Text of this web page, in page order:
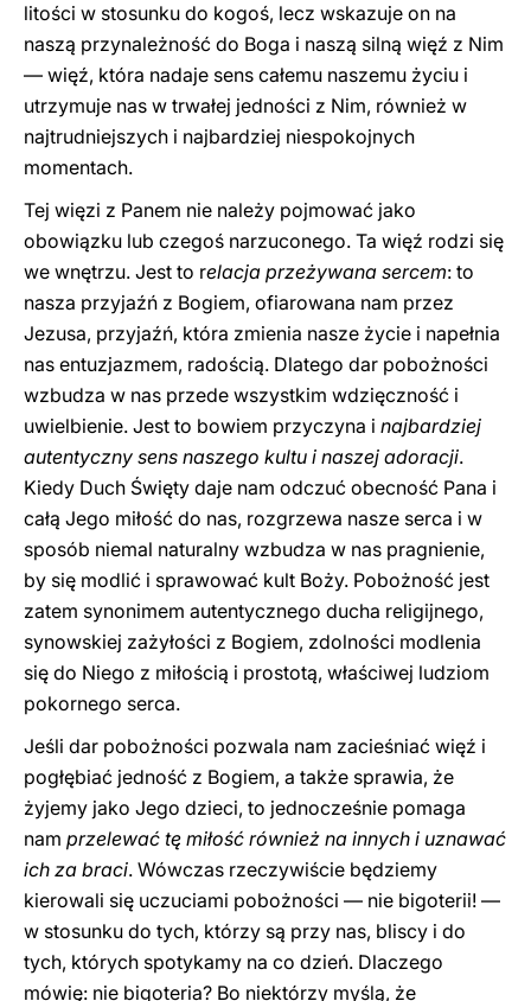
litości w stosunku do kogoś, lecz wskazuje on na
naszą przynależność do Boga i naszą silną więź z Nim
— więź, która nadaje sens całemu naszemu życiu i
utrzymuje nas w trwałej jedności z Nim, również w
najtrudniejszych i najbardziej niespokojnych
momentach.
Tej więzi z Panem nie należy pojmować jako
obowiązku lub czegoś narzuconego. Ta więź rodzi się
we wnętrzu. Jest to relacja przeżywana sercem: to
nasza przyjaźń z Bogiem, ofiarowana nam przez
Jezusa, przyjaźń, która zmienia nasze życie i napełnia
nas entuzjazmem, radością. Dlatego dar pobożności
wzbudza w nas przede wszystkim wdzięczność i
uwielbienie. Jest to bowiem przyczyna i najbardziej
autentyczny sens naszego kultu i naszej adoracji.
Kiedy Duch Święty daje nam odczuć obecność Pana i
całą Jego miłość do nas, rozgrzewa nasze serca i w
sposób niemal naturalny wzbudza w nas pragnienie,
by się modlić i sprawować kult Boży. Pobożność jest
zatem synonimem autentycznego ducha religijnego,
synowskiej zażyłości z Bogiem, zdolności modlenia
się do Niego z miłością i prostotą, właściwej ludziom
pokornego serca.
Jeśli dar pobożności pozwala nam zacieśniać więź i
pogłębiać jedność z Bogiem, a także sprawia, że
żyjemy jako Jego dzieci, to jednocześnie pomaga
nam przelewać tę miłość również na innych i uznawać
ich za braci. Wówczas rzeczywiście będziemy
kierowali się uczuciami pobożności — nie bigoterii! —
w stosunku do tych, którzy są przy nas, bliscy i do
tych, których spotykamy na co dzień. Dlaczego
mówię: nie bigoteria? Bo niektórzy myślą, że